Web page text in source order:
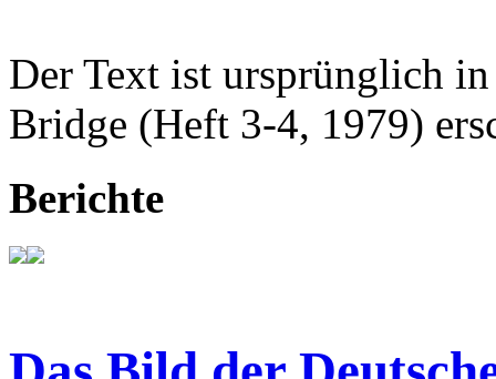
Der Text ist ursprünglich
Bridge (Heft 3-4, 1979)
Berichte